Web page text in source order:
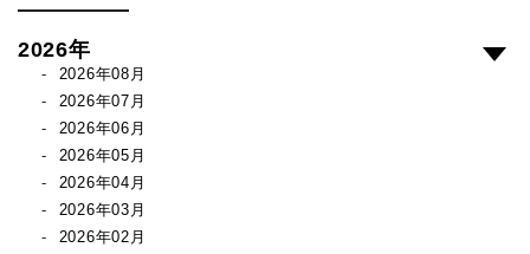
2026年
2026年08月
2026年07月
2026年06月
2026年05月
2026年04月
2026年03月
2026年02月